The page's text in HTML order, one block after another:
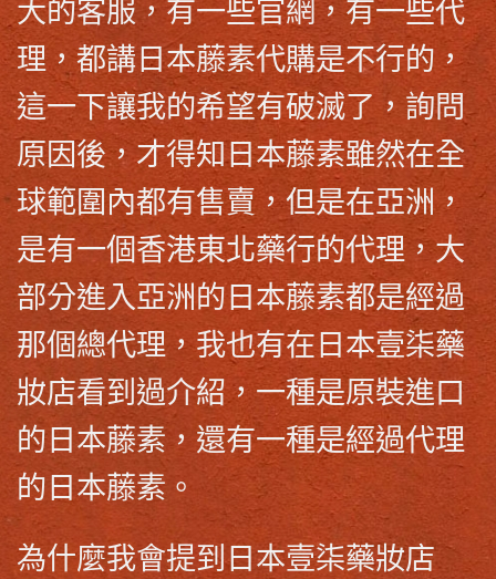
大的客服，有一些官網，有一些代
理，都講日本藤素代購是不行的，
這一下讓我的希望有破滅了，詢問
原因後，才得知日本藤素雖然在全
球範圍內都有售賣，但是在亞洲，
是有一個香港東北藥行的代理，大
部分進入亞洲的日本藤素都是經過
那個總代理，我也有在日本壹柒藥
妝店看到過介紹，一種是原裝進口
的日本藤素，還有一種是經過代理
的日本藤素 。
為什麼我會提到日本壹柒藥妝店